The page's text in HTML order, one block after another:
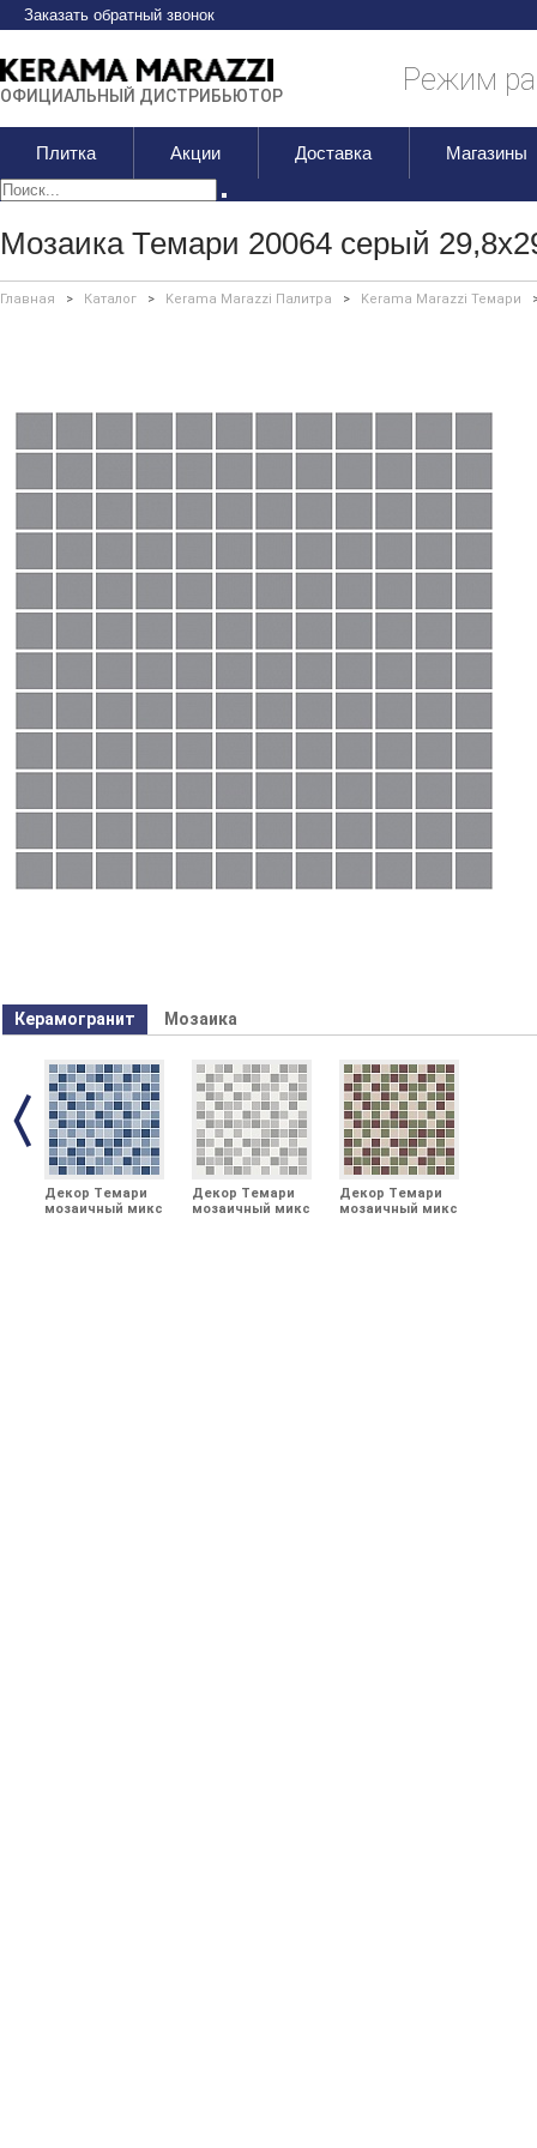
Заказать обратный звонок
ОФИЦИАЛЬНЫЙ ДИСТРИБЬЮТОР Режим
Плитка Акции Доставка Магазины
Мозаика Темари 20064 серый
Главная > Каталог > Kerama Marazzi Палитра > Kerama Marazzi Темари
Керамогранит Мозаика
Декор Темари
мозаичный микс
Декор Темари
мозаичный микс
Декор Темари
мозаичный микс